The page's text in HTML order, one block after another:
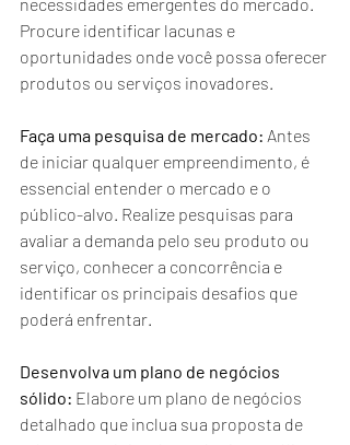
necessidades emergentes do mercado.
Procure identificar lacunas e
oportunidades onde você possa oferecer
produtos ou serviços inovadores.
Faça uma pesquisa de mercado: Antes
de iniciar qualquer empreendimento, é
essencial entender o mercado e o
público-alvo. Realize pesquisas para
avaliar a demanda pelo seu produto ou
serviço, conhecer a concorrência e
identificar os principais desafios que
poderá enfrentar.
Desenvolva um plano de negócios
sólido: Elabore um plano de negócios
detalhado que inclua sua proposta de